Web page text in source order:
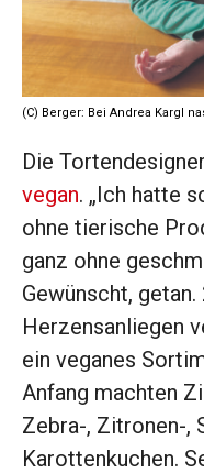
(C) Berger: Bei Andrea Kargl
Die
vegan. „Ich hatte
ohne tierische
ganz ohne
Gewünscht,
Herzensanliegen
ein veganes
Anfang machten
Zebra-, Zitronen-,
Karottenkuchen.